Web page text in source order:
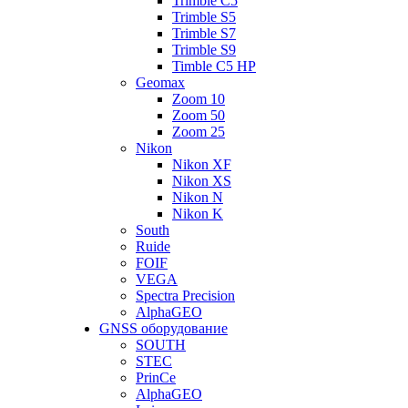
Trimble S5
Trimble S7
Trimble S9
Timble C5 HP
Geomax
Zoom 10
Zoom 50
Zoom 25
Nikon
Nikon XF
Nikon XS
Nikon N
Nikon K
South
Ruide
FOIF
VEGA
Spectra Precision
AlphaGEO
GNSS оборудование
SOUTH
STEC
PrinCe
AlphaGEO